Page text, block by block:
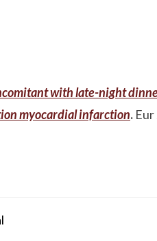
with late-night
myocardial infarction.